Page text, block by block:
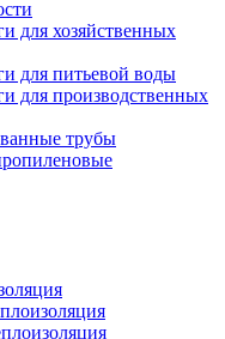
для хозяйственных
для питьевой воды
для производственных
трубы